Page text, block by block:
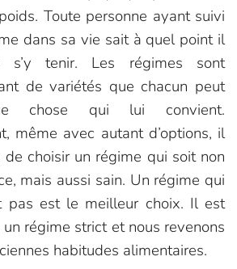
Toute personne ayant suivi
dans sa vie sait à quel point il
tenir. Les régimes sont
de variétés que chacun peut
chose qui lui convient.
même avec autant d’options, il
choisir un régime qui soit non
mais aussi sain. Un régime qui
pas est le meilleur choix. Il est
régime strict et nous revenons
habitudes alimentaires.